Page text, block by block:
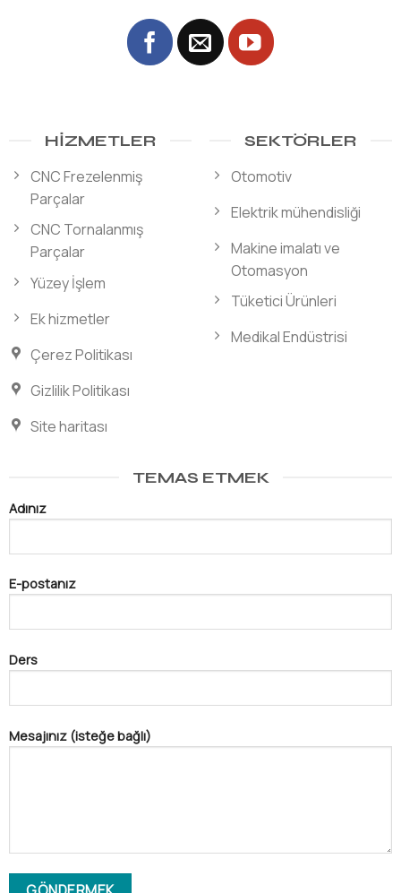
HIZMETLER
CNC Frezelenmiş
Parçalar
CNC Tornalanmış
Parçalar
Yüzey İşlem
Ek hizmetler
Çerez Politikası
Gizlilik Politikası
Site haritası
SEKTÖRLER
Otomotiv
Elektrik mühendisliği
Makine imalatı ve
Otomasyon
Tüketici Ürünleri
Medikal Endüstrisi
TEMAS ETMEK
Adınız
E-postanız
Ders
Mesajınız (isteğe bağlı)